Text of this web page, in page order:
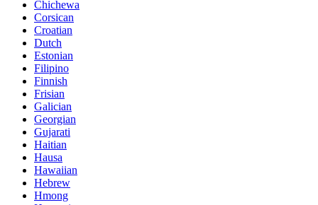
Chichewa
Corsican
Croatian
Dutch
Estonian
Filipino
Finnish
Frisian
Galician
Georgian
Gujarati
Haitian
Hausa
Hawaiian
Hebrew
Hmong